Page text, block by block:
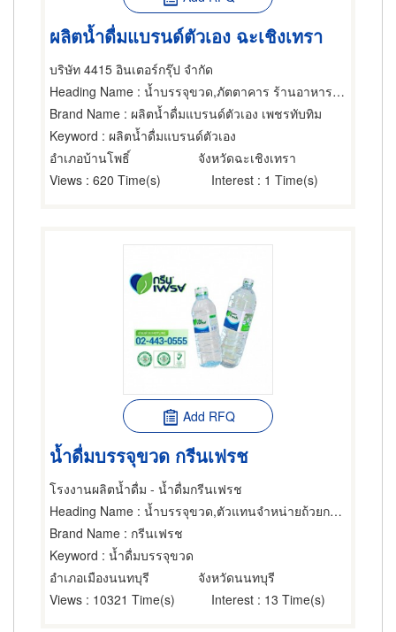
ผลิตน้ำดื่มแบรนด์ตัวเอง ฉะเชิงเทรา
บริษัท 4415 อินเตอร์กรุ๊ป จำกัด
Heading Name : น้ำบรรจุขวด,ภัตตาคาร ร้านอาหารและสวนอาหาร,โรงแรม บ้านพักและโฮมสเตย์สัตว์เลี้ยง
Brand Name : ผลิตน้ำดื่มแบรนด์ตัวเอง เพชรทับทิม
Keyword : ผลิตน้ำดื่มแบรนด์ตัวเอง
อำเภอบ้านโพธิ์
จังหวัดฉะเชิงเทรา
Views : 620 Time(s) Interest : 1 Time(s)
Add RFQ
น้ำดื่มบรรจุขวด กรีนเฟรช
โรงงานผลิตน้ำดื่ม - น้ำดื่มกรีนเฟรช
Heading Name : น้ำบรรจุขวด,ตัวแทนจำหน่ายถ้วยกรวยกระดาษน้ำดื่ม,น้ำดื่มบรรจุขวด
Brand Name : กรีนเฟรช
Keyword : น้ำดื่มบรรจุขวด
อำเภอเมืองนนทบุรี
จังหวัดนนทบุรี
Views : 10321 Time(s) Interest : 13 Time(s)